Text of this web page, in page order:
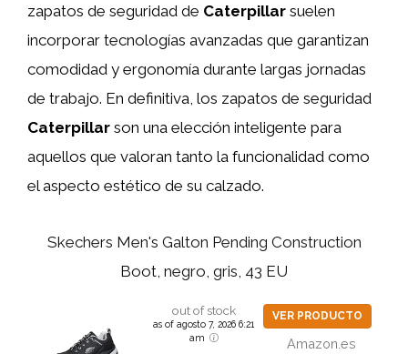
zapatos de seguridad de Caterpillar suelen
incorporar tecnologías avanzadas que garantizan
comodidad y ergonomía durante largas jornadas
de trabajo. En definitiva, los zapatos de seguridad
Caterpillar son una elección inteligente para
aquellos que valoran tanto la funcionalidad como
el aspecto estético de su calzado.
Skechers Men's Galton Pending Construction
Boot, negro, gris, 43 EU
out of stock
as of agosto 7, 2026 6:21
am
VER PRODUCTO
Amazon.es